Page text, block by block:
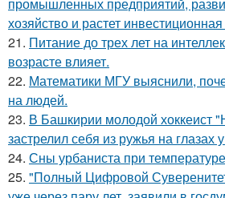
хозяйство и растет инвестиционная
21. Питание до трех лет на
возрасте влияет.
22. Математики МГУ выяснили,
на людей.
23. В Башкирии молодой хоккеист
застрелил себя из ружья на глазах
24. Сны урбаниста при
25. "Полный Цифровой